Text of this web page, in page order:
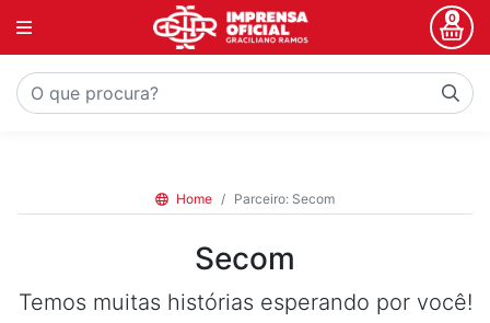
0
Home Parceiro: Secom
Secom
Temos muitas histórias esperando por você!